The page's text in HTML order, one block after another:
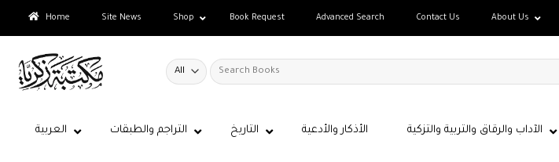
Home Site News Shop Book Request Advanced Search Contact Us About Us
Search
for:
الآداب والرقاق والتربية والتزكية الأذكار والأدعية التاريخ التراجم والطبقات العربية